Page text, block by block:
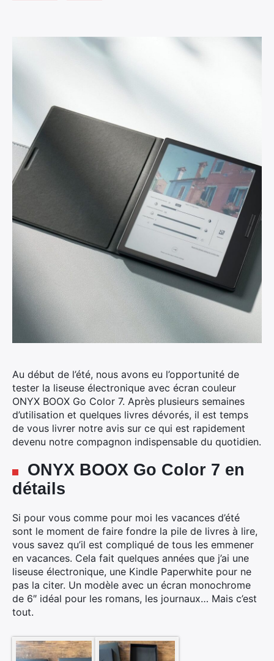
Au début de l’été, nous avons eu l’opportunité de
tester la liseuse électronique avec écran couleur
ONYX BOOX Go Color 7. Après plusieurs semaines
d’utilisation et quelques livres dévorés, il est temps
de vous livrer notre avis sur ce qui est rapidement
devenu notre compagnon indispensable du quotidien.
ONYX BOOX Go Color 7 en
détails
Si pour vous comme pour moi les vacances d’été
sont le moment de faire fondre la pile de livres à lire,
vous savez qu’il est compliqué de tous les emmener
en vacances. Cela fait quelques années que j’ai une
liseuse électronique, une Kindle Paperwhite pour ne
pas la citer. Un modèle avec un écran monochrome
de 6″ idéal pour les romans, les journaux… Mais c’est
tout.